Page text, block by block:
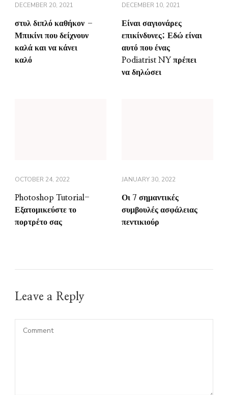
DECEMBER 20, 2021
στυλ διπλό καθήκον –
Μπικίνι που δείχνουν
καλά και να κάνει
καλό
DECEMBER 10, 2021
Είναι σαγιονάρες
επικίνδυνες; Εδώ είναι
αυτό που ένας
Podiatrist NY πρέπει
να δηλώσει
OCTOBER 24, 2022
Photoshop Tutorial-
Εξατομικεύστε το
πορτρέτο σας
JANUARY 30, 2022
Οι 7 σημαντικές
συμβουλές ασφάλειας
πεντικιούρ
Leave a Reply